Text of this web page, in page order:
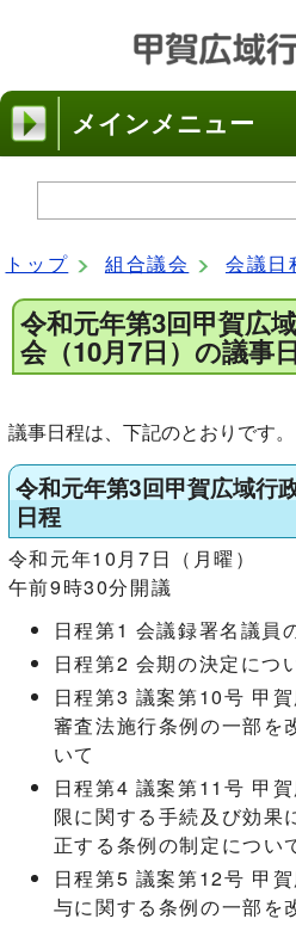
メインメニュー
トップ 組合議会 会議日
令和元年第3回甲賀広
会（10月7日）の議事
議事日程は、下記のとおりです。
令和元年第3回甲賀広域行
日程
令和元年10月7日（月曜）
午前9時30分開議
日程第1 会議録署名議員
日程第2 会期の決定につ
日程第3 議案第10号 甲
審査法施行条例の一部を
いて
日程第4 議案第11号 甲
限に関する手続及び効果
正する条例の制定につい
日程第5 議案第12号 甲
与に関する条例の一部を